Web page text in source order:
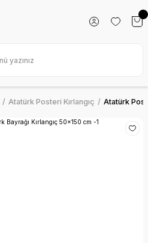
Atatürk Posteri Kırlangıç Atatürk